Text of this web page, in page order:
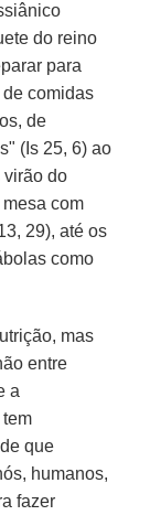
do reino
para
comidas
de
(Is 25, 6) ao
virão do
com
29), até os
como
mas
entre
a
que
humanos,
fazer